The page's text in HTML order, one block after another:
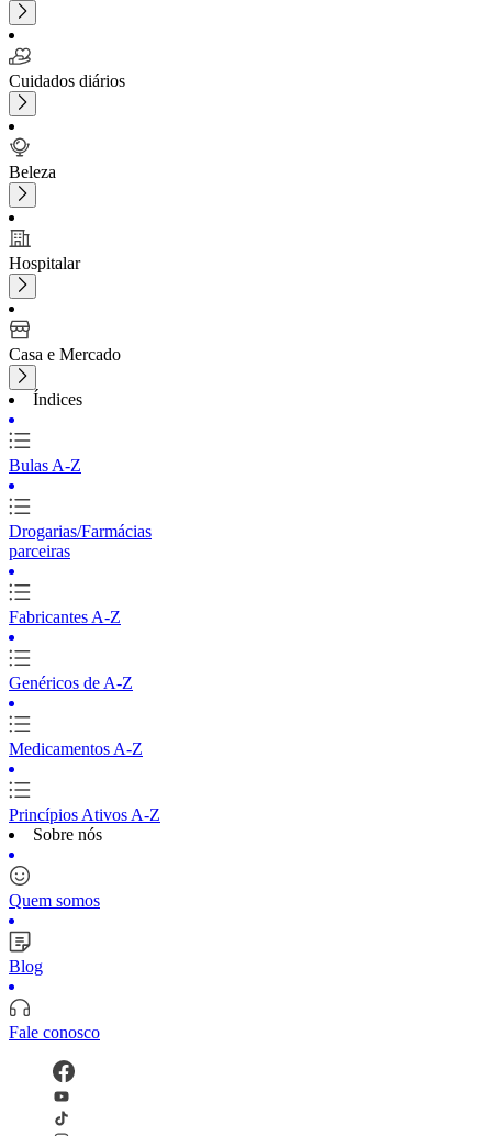
Cuidados diários
Beleza
Hospitalar
Casa e Mercado
Índices
Bulas A-Z
Drogarias/Farmácias
parceiras
Fabricantes A-Z
Genéricos de A-Z
Medicamentos A-Z
Princípios Ativos A-Z
Sobre nós
Quem somos
Blog
Fale conosco